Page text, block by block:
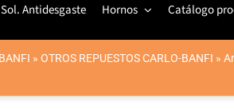
Sol. Antidesgaste Hornos Catálogo
» OTROS REPUESTOS CARLO-BANFI »